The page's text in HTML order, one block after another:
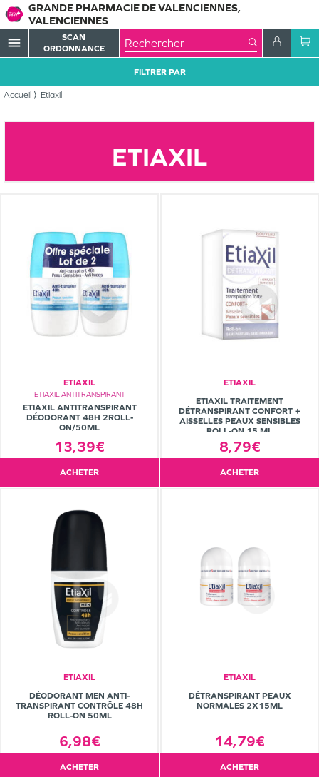
GRANDE PHARMACIE DE VALENCIENNES,
VALENCIENNES
menu
SCAN
ORDONNANCE
Accueil Etiaxil
FILTRER PAR
ETIAXIL
ETIAXIL
ETIAXIL ANTITRANSPIRANT
ETIAXIL ANTITRANSPIRANT
DÉODORANT 48H 2ROLL-
ON/50ML
13,39€
ACHETER
ETIAXIL
ETIAXIL TRAITEMENT
DÉTRANSPIRANT CONFORT +
AISSELLES PEAUX SENSIBLES
ROLL-ON 15 ML
8,79€
ACHETER
ETIAXIL
DÉODORANT MEN ANTI-
TRANSPIRANT CONTRÔLE 48H
ROLL-ON 50ML
6,98€
ACHETER
ETIAXIL
DÉTRANSPIRANT PEAUX
NORMALES 2X15ML
14,79€
ACHETER